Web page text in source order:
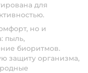
для
но и
пыль,
биоритмов.
защиту организма,